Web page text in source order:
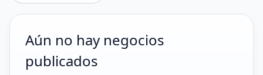
Aún no hay negocios
publicados